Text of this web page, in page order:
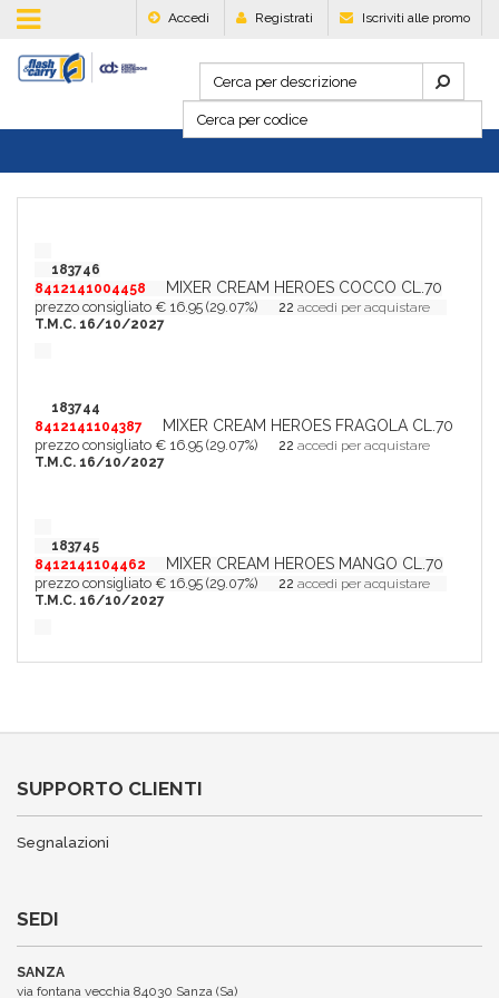
Accedi Registrati Iscriviti alle promo
183746
8412141004458
MIXER CREAM HEROES COCCO CL.70
prezzo consigliato € 16.95 (29.07%) 22 accedi per acquistare
T.M.C. 16/10/2027
183744
8412141104387
MIXER CREAM HEROES FRAGOLA CL.70
prezzo consigliato € 16.95 (29.07%) 22 accedi per acquistare
T.M.C. 16/10/2027
183745
8412141104462
MIXER CREAM HEROES MANGO CL.70
prezzo consigliato € 16.95 (29.07%) 22 accedi per acquistare
T.M.C. 16/10/2027
SUPPORTO CLIENTI
Segnalazioni
SEDI
SANZA
via fontana vecchia 84030 Sanza (Sa)